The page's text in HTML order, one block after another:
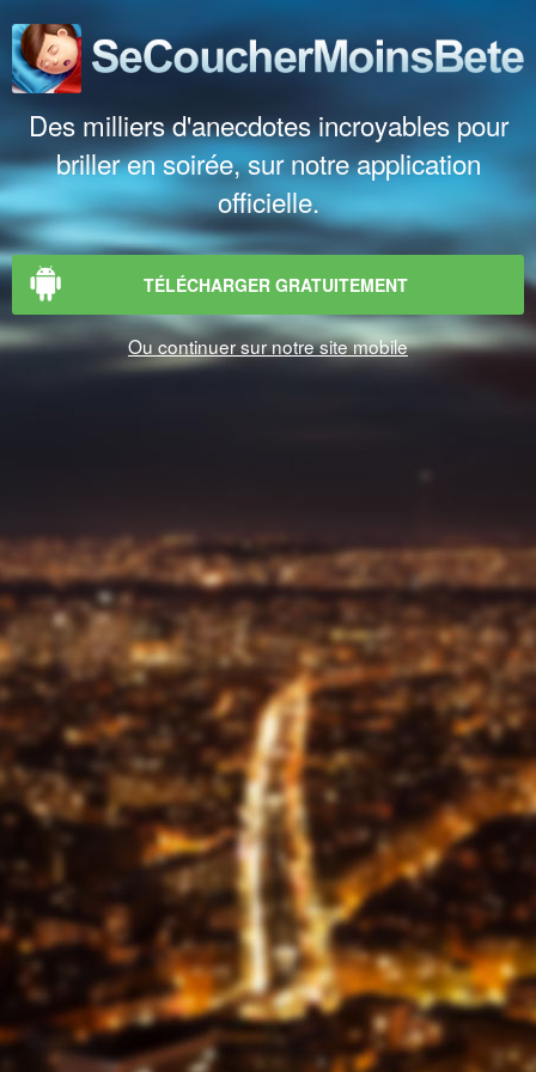
Des milliers d'anecdotes incroyables pour
briller en soirée, sur notre application
officielle.
TÉLÉCHARGER GRATUITEMENT
Ou continuer sur notre site mobile